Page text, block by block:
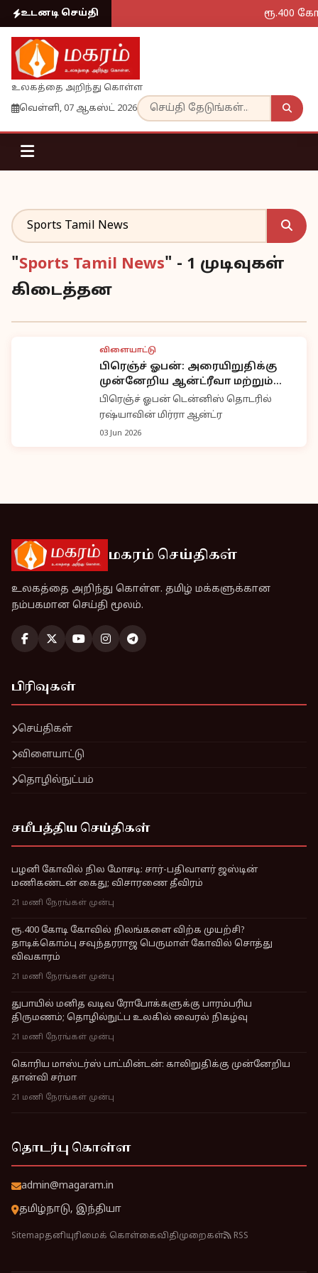
உடனடி செய்தி ரூ.400
உலகத்தை அறிந்து கொள்ள
வெள்ளி, 07 ஆகஸ்ட் 2026
"Sports Tamil News" - 1 முடிவுகள்
கிடைத்தன
விளையாட்டு
பிரெஞ்ச் ஓபன்: அரையிறுதிக்கு
முன்னேறிய ஆன்ட்ரீவா மற்றும்
மார்டா
பிரெஞ்ச் ஓபன் டென்னிஸ் தொடரில்
ரஷ்யாவின் மிர்ரா ஆன்ட்ர
03 Jun 2026
மகரம் செய்திகள்
உலகத்தை அறிந்து கொள்ள. தமிழ் மக்களுக்கான
நம்பகமான செய்தி மூலம்.
பிரிவுகள்
செய்திகள்
விளையாட்டு
தொழில்நுட்பம்
சமீபத்திய செய்திகள்
பழனி கோவில் நில மோசடி: சார்-பதிவாளர் ஜஸ்டின்
மணிகண்டன் கைது; விசாரணை தீவிரம்
21 மணி நேரங்கள் முன்பு
ரூ.400 கோடி கோவில் நிலங்களை விற்க முயற்சி?
தாடிக்கொம்பு சவுந்தரராஜ பெருமாள் கோவில் சொத்து
விவகாரம்
21 மணி நேரங்கள் முன்பு
துபாயில் மனித வடிவ ரோபோக்களுக்கு பாரம்பரிய
திருமணம்; தொழில்நுட்ப உலகில் வைரல் நிகழ்வு
21 மணி நேரங்கள் முன்பு
கொரிய மாஸ்டர்ஸ் பாட்மின்டன்: காலிறுதிக்கு முன்னேறிய
தான்வி சர்மா
21 மணி நேரங்கள் முன்பு
தொடர்பு கொள்ள
admin@magaram.in
தமிழ்நாடு, இந்தியா
Sitemapதனியுரிமைக் கொள்கைவிதிமுறைகள் RSS